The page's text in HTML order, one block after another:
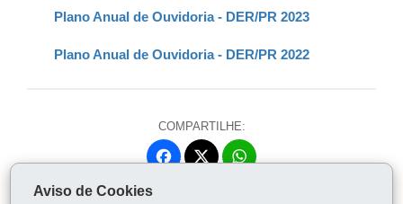
Plano Anual de Ouvidoria - DER/PR 2023
Plano Anual de Ouvidoria - DER/PR 2022
COMPARTILHE:
Fa
Aviso de Cookies